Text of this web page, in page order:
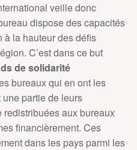
veille donc
dispose des capacités
à la hauteur des défis
C’est dans ce but
de solidarité
bureaux qui en ont les
partie de leurs
aux bureaux
financièrement. Ces
dans les pays parmi les